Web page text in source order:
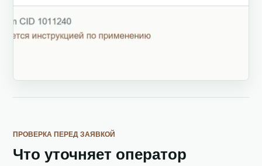
ПРОВЕРКА ПЕРЕД ЗАЯВКОЙ
Что уточняет оператор